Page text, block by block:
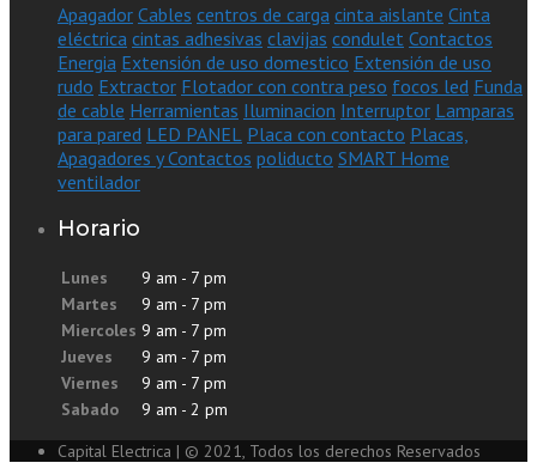
Apagador Cables centros de carga cinta aislante Cinta
eléctrica cintas adhesivas clavijas condulet Contactos
Energia Extensión de uso domestico Extensión de uso
rudo Extractor Flotador con contra peso focos led Funda
de cable Herramientas Iluminacion Interruptor Lamparas
para pared LED PANEL Placa con contacto Placas,
Apagadores y Contactos poliducto SMART Home
ventilador
Horario
Lunes
9 am - 7 pm
Martes
9 am - 7 pm
Miercoles 9 am - 7 pm
Jueves
9 am - 7 pm
Viernes
9 am - 7 pm
Sabado
9 am - 2 pm
Capital Electrica | © 2021, Todos los derechos Reservados